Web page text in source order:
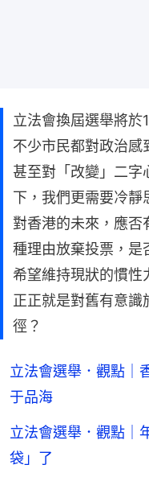
立法會換屆選舉將於
不少市民都對政治感
甚至對「改變」二字
下，我們更需要冷靜
對香港的未來，應否
種理由放棄投票，是
希望維持現狀的慣性
正正就是對舊有意識
徑？
立法會選舉．觀點｜
于品海
立法會選舉．觀點
袋」了